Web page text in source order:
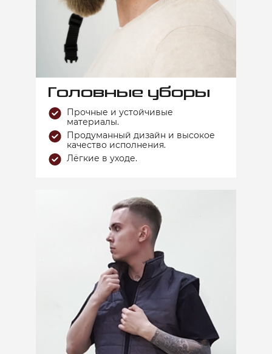
Головные уборы
Прочные и устойчивые
материалы.
Продуманный дизайн и высокое
качество исполнения.
Лёгкие в уходе.